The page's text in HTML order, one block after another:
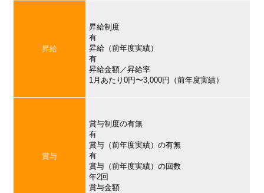
昇給
昇給制度
有
昇給（前年度実績）
有
昇給金額／昇給率
1月あたり0円〜3,000円（前年度実績）
賞与
賞与制度の有無
有
賞与（前年度実績）の有無
有
賞与（前年度実績）の回数
年2回
賞与金額